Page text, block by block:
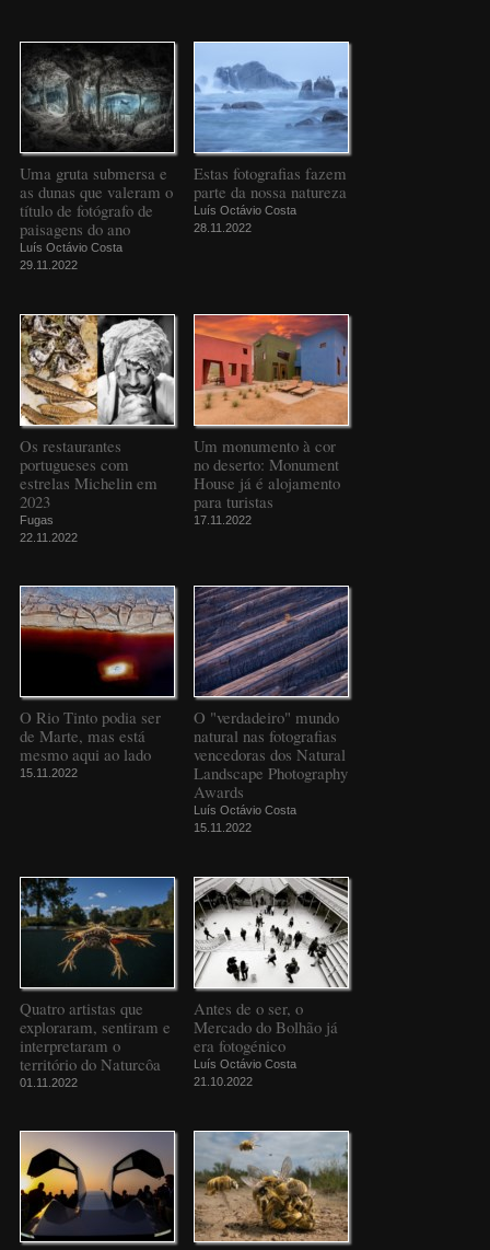
Uma gruta submersa e
as dunas que valeram o
título de fotógrafo de
paisagens do ano
Luís Octávio Costa
29.11.2022
Estas fotografias fazem
parte da nossa natureza
Luís Octávio Costa
28.11.2022
Os restaurantes
portugueses com
estrelas Michelin em
2023
Fugas
22.11.2022
Um monumento à cor
no deserto: Monument
House já é alojamento
para turistas
17.11.2022
O Rio Tinto podia ser
de Marte, mas está
mesmo aqui ao lado
15.11.2022
O "verdadeiro" mundo
natural nas fotografias
vencedoras dos Natural
Landscape Photography
Awards
Luís Octávio Costa
15.11.2022
Quatro artistas que
exploraram, sentiram e
interpretaram o
território do Naturcôa
01.11.2022
Antes de o ser, o
Mercado do Bolhão já
era fotogénico
Luís Octávio Costa
21.10.2022